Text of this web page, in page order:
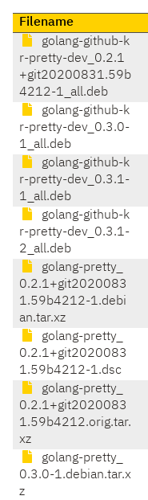
Filename
golang-github-k
r-pretty-dev_0.2.1
+git20200831.59b
4212-1_all.deb
golang-github-k
r-pretty-dev_0.3.0-
1_all.deb
golang-github-k
r-pretty-dev_0.3.1-
1_all.deb
golang-github-k
r-pretty-dev_0.3.1-
2_all.deb
golang-pretty_
0.2.1+git2020083
1.59b4212-1.debi
an.tar.xz
golang-pretty_
0.2.1+git2020083
1.59b4212-1.dsc
golang-pretty_
0.2.1+git2020083
1.59b4212.orig.tar.
xz
golang-pretty_
0.3.0-1.debian.tar.x
z